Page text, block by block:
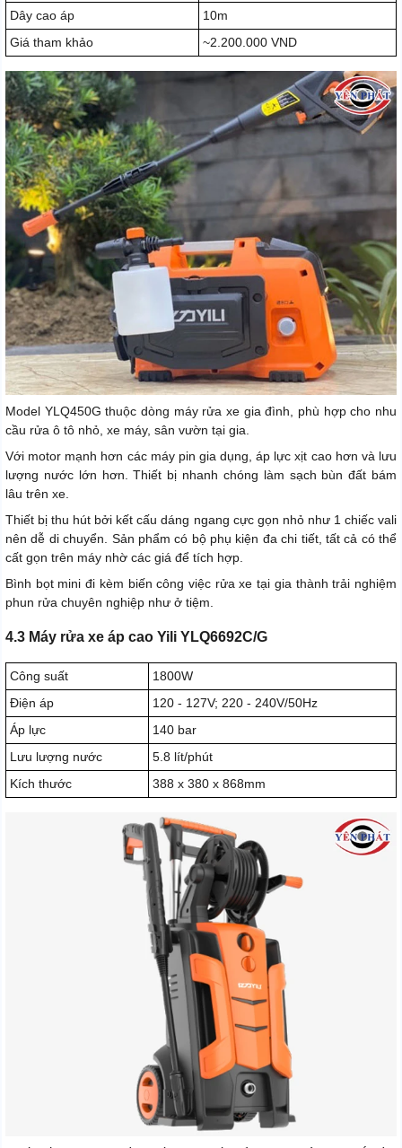
Dây cao áp
10m
Giá tham khảo
~2.200.000 VND
Model YLQ450G thuộc dòng máy rửa xe gia đình, phù hợp cho nhu
cầu rửa ô tô nhỏ, xe máy, sân vườn tại gia.
Với motor mạnh hơn các máy pin gia dụng, áp lực xịt cao hơn và lưu
lượng nước lớn hơn. Thiết bị nhanh chóng làm sạch bùn đất bám
lâu trên xe.
Thiết bị thu hút bởi kết cấu dáng ngang cực gọn nhỏ như 1 chiếc vali
nên dễ di chuyển. Sản phẩm có bộ phụ kiện đa chi tiết, tất cả có thể
cất gọn trên máy nhờ các giá để tích hợp.
Bình bọt mini đi kèm biến công việc rửa xe tại gia thành trải nghiệm
phun rửa chuyên nghiệp như ở tiệm.
4.3 Máy rửa xe áp cao Yili YLQ6692C/G
Công suất
1800W
Điện áp
120 - 127V; 220 - 240V/50Hz
Áp lực
140 bar
Lưu lượng nước
5.8 lít/phút
Kích thước
388 x 380 x 868mm